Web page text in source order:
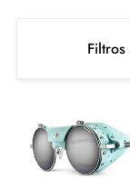
Filtros
(SP4)